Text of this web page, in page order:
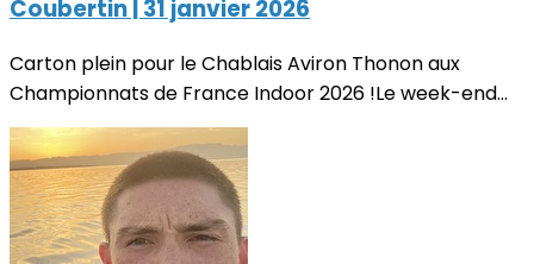
Coubertin | 31 janvier 2026
Carton plein pour le Chablais Aviron Thonon aux
Championnats de France Indoor 2026 !Le week-end...